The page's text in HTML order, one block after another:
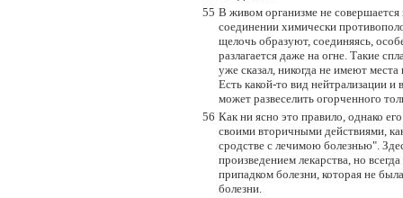
55 В живом организме не
соединении химически
щелочь образуют, соединяясь,
разлагается даже на огне. Такие
уже сказал, никогда не имеют
Есть какой-то вид нейтрализации
может развеселить огорченного
56 Как ни ясно это правило, однако
своими вторичными действиями,
сродстве с лечимою болезнью".
произведением лекарства, но
припадком болезни, которая не
болезни.